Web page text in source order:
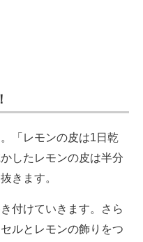
「レモンの皮は1日乾
したレモンの皮は半分
きます。
付けていきます。さら
ルとレモンの飾りをつ